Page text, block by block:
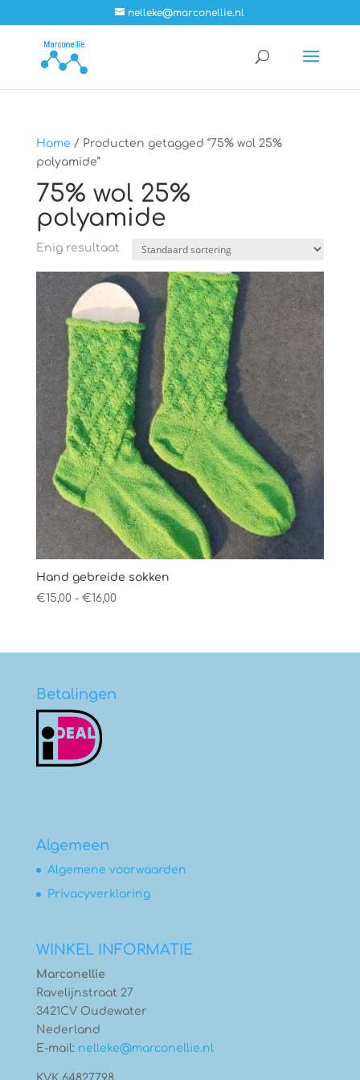
nelleke@marconellie.nl
Home / Producten getagged “75% wol 25%
polyamide”
75% wol 25%
polyamide
Enig resultaat
Hand gebreide sokken
€15,00 - €16,00Prijsklasse:
€16,00
Betalingen
Algemeen
Algemene voorwaarden
Privacyverklaring
WINKEL INFORMATIE
Marconellie
Ravelijnstraat 27
3421CV Oudewater
Nederland
E-mail: nelleke@marconellie.nl